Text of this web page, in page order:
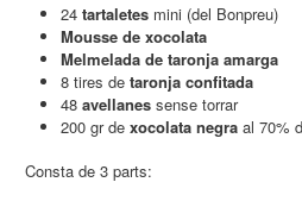
24tartaletes mini (del Bonpreu)
Mousse de xocolata
Melmelada de taronja amarga
8 tires detaronja confitada
48 avellanes sense torrar
200 gr dexocolata negra al 70%
Consta de 3 parts: